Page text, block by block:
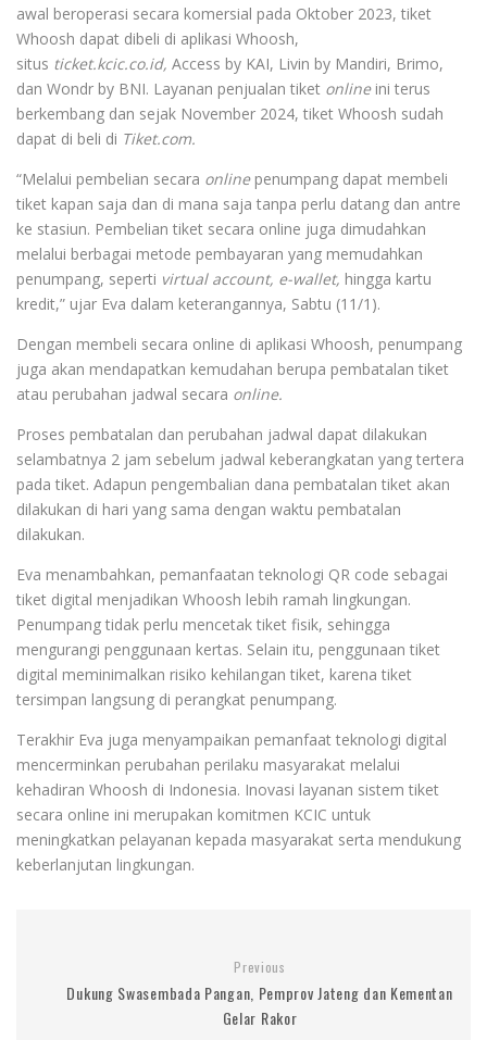
awal beroperasi secara komersial pada Oktober 2023, tiket
Whoosh dapat dibeli di aplikasi Whoosh,
situs ticket.kcic.co.id, Access by KAI, Livin by Mandiri, Brimo,
dan Wondr by BNI. Layanan penjualan tiket onlineini terus
berkembang dan sejak November 2024, tiket Whoosh sudah
dapat di beli di Tiket.com.
“Melalui pembelian secara onlinepenumpang dapat membeli
tiket kapan saja dan di mana saja tanpa perlu datang dan antre
ke stasiun. Pembelian tiket secara online juga dimudahkan
melalui berbagai metode pembayaran yang memudahkan
penumpang, seperti virtual account, e-wallet, hingga kartu
kredit,” ujar Eva dalam keterangannya, Sabtu (11/1).
Dengan membeli secara online di aplikasi Whoosh, penumpang
juga akan mendapatkan kemudahan berupa pembatalan tiket
atau perubahan jadwal secara online.
Proses pembatalan dan perubahan jadwal dapat dilakukan
selambatnya 2 jam sebelum jadwal keberangkatan yang tertera
pada tiket. Adapun pengembalian dana pembatalan tiket akan
dilakukan di hari yang sama dengan waktu pembatalan
dilakukan.
Eva menambahkan, pemanfaatan teknologi QR code sebagai
tiket digital menjadikan Whoosh lebih ramah lingkungan.
Penumpang tidak perlu mencetak tiket fisik, sehingga
mengurangi penggunaan kertas. Selain itu, penggunaan tiket
digital meminimalkan risiko kehilangan tiket, karena tiket
tersimpan langsung di perangkat penumpang.
Terakhir Eva juga menyampaikan pemanfaat teknologi digital
mencerminkan perubahan perilaku masyarakat melalui
kehadiran Whoosh di Indonesia. Inovasi layanan sistem tiket
secara online ini merupakan komitmen KCIC untuk
meningkatkan pelayanan kepada masyarakat serta mendukung
keberlanjutan lingkungan.
Previous
Dukung Swasembada Pangan, Pemprov Jateng dan Kementan
Gelar Rakor